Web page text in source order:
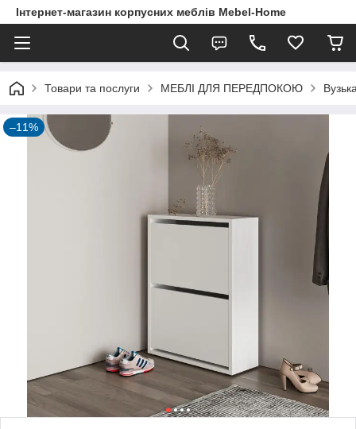
Інтернет-магазин корпусних меблів Mebel-Home
Товари та послуги МЕБЛІ ДЛЯ ПЕРЕДПОКОЮ
–11%